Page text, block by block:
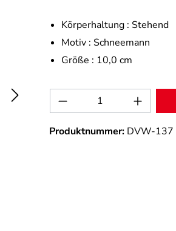
Körperhaltung : Stehend
Motiv : Schneemann
Größe : 10,0 cm
Produkt Anzahl:
Produktnummer: DVW-137